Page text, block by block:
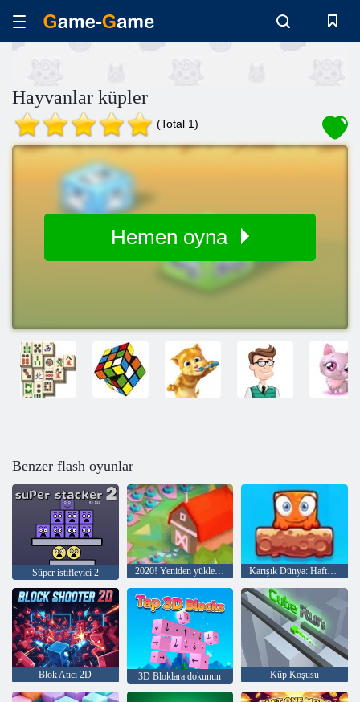
Hayvanlar küpler
(Total 1)
Hemen oyna
Benzer flash oyunlar
Süper istifleyici 2 2020! Yeniden yüklenmiş Karışık Dünya: Hafta Sonu
Blok Atıcı 2D 3D Bloklara dokunun Küp Koşusu